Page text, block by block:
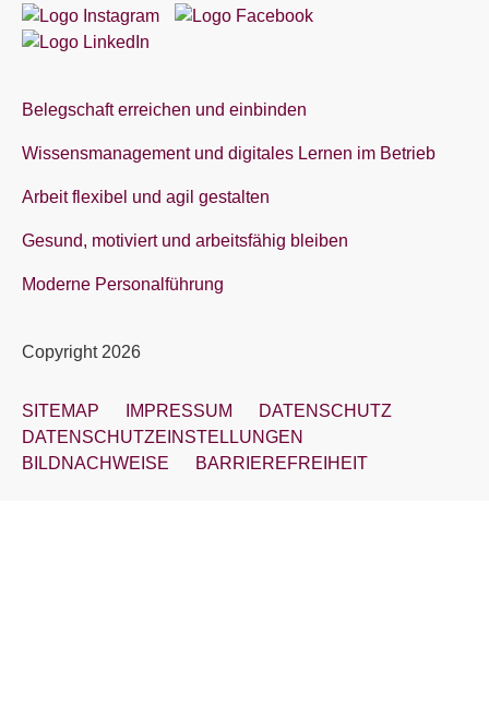
Belegschaft erreichen und einbinden
Wissensmanagement und digitales Lernen im Betrieb
Arbeit flexibel und agil gestalten
Gesund, motiviert und arbeitsfähig bleiben
Moderne Personalführung
Copyright 2026
SITEMAP IMPRESSUM
DATENSCHUTZ
DATENSCHUTZEINSTELLUNGEN
BILDNACHWEISE
BARRIEREFREIHEIT